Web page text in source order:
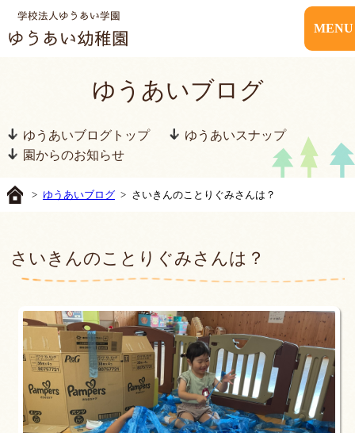
MENU
ゆうあいブログ
ゆうあいブログトップ
ゆうあいスナップ
園からのお知らせ
> ゆうあいブログ> さいきんのことりぐみさんは？
さいきんのことりぐみさんは？